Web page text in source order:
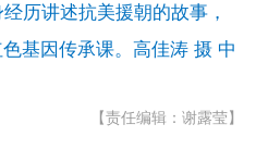
历讲述抗美援朝的故事，
基因传承课。高佳涛 摄 中
【责任编辑：谢露莹】